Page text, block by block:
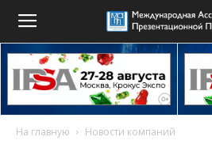
На главную Новости компаний